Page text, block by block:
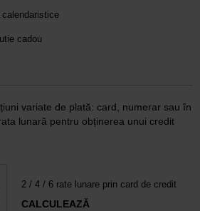
cadou
variate de plată: card, numerar sau în
lunară pentru obținerea unui credit
2 / 4 / 6 rate lunare prin card de credit
CALCULEAZĂ